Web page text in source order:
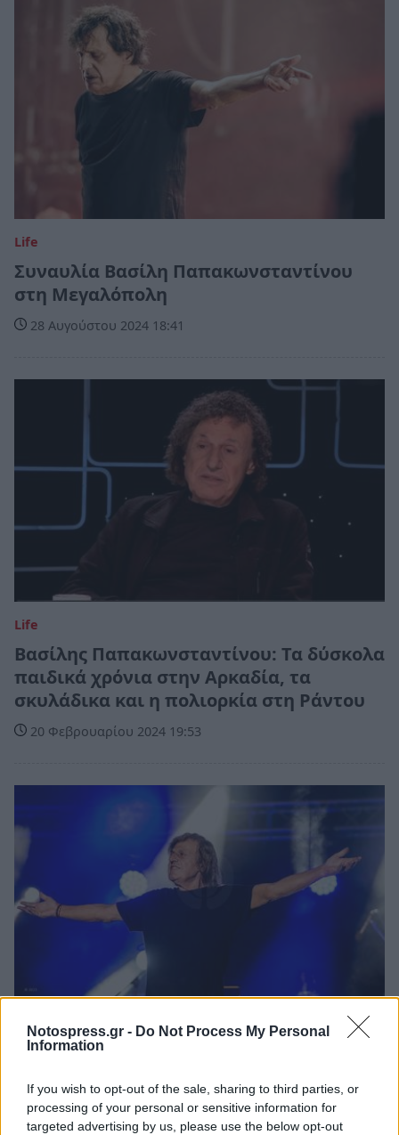
Notospress.gr - Do Not Process My Personal
Information
If you wish to opt-out of the sale, sharing to third parties, or
processing of your personal or sensitive information for
targeted advertising by us, please use the below opt-out
Life
Συναυλία Βασίλη Παπακωνσταντίνου
στη Μεγαλόπολη
28 Αυγούστου 2024 18:41
Life
Βασίλης Παπακωνσταντίνου: Τα δύσκολα
παιδικά χρόνια στην Αρκαδία, τα
σκυλάδικα και η πολιορκία στη Ράντου
20 Φεβρουαρίου 2024 19:53
Life
Παπακωνσταντίνου αποθεώθηκε στο
Φλόκα! (photos)